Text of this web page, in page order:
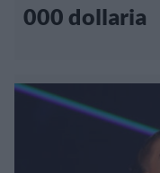
000 dollaria